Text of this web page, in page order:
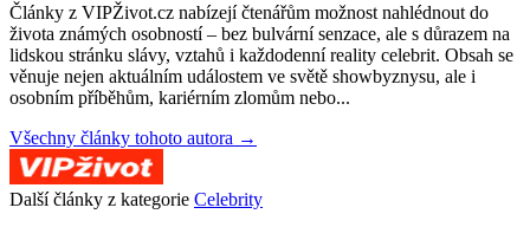
Články z VIPŽivot.cz nabízejí čtenářům možnost nahlédnout do
života známých osobností – bez bulvární senzace, ale s důrazem na
lidskou stránku slávy, vztahů i každodenní reality celebrit. Obsah se
věnuje nejen aktuálním událostem ve světě showbyznysu, ale i
osobním příběhům, kariérním zlomům nebo...
Všechny články tohoto autora →
Další články z kategorie Celebrity